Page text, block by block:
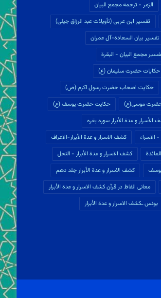
الزمر - ترجمه مجمع البیان
تفسير ابن عربى (تأويلات عبد الرزاق جیلی)
تفسیر بیان السعادة-آل عمران
مجمع البیان - البقرة
حکایات حضرت سلیمان (ع)
حکایت اصحاب حضرت رسول اکرم (ص)
موسی(ع)
حکایت حضرت یوسف (ع)
الأسرار و عدة الأبرار سوره بقره
الاسراء
كشف الاسرار و عدة الأبرار-الاعراف
كشف الاسرار و عدة الأبرار - النحل
یوسف
كشف الاسرار و عدة الأبرار جلد دهم
معانی الفاظ در قرآن كشف الاسرار و عدة الأبرار
یونس ـكشف الاسرار و عدة الأبرار